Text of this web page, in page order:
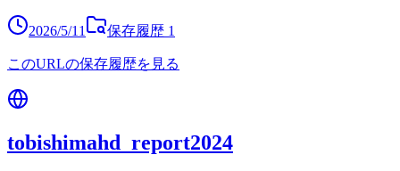
2026/5/11 保存履歴 1
このURLの保存履歴を見る
tobishimahd_report2024